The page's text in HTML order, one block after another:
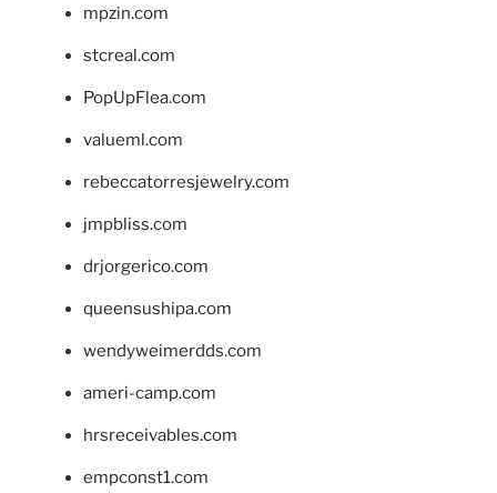
mpzin.com
stcreal.com
PopUpFlea.com
valueml.com
rebeccatorresjewelry.com
jmpbliss.com
drjorgerico.com
queensushipa.com
wendyweimerdds.com
ameri-camp.com
hrsreceivables.com
empconst1.com